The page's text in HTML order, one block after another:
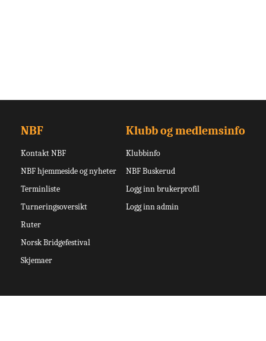
NBF
Kontakt NBF
NBF hjemmeside og nyheter
Terminliste
Turneringsoversikt
Ruter
Norsk Bridgefestival
Skjemaer
Klubb og medlemsinfo
Klubbinfo
NBF Buskerud
Logg inn brukerprofil
Logg inn admin